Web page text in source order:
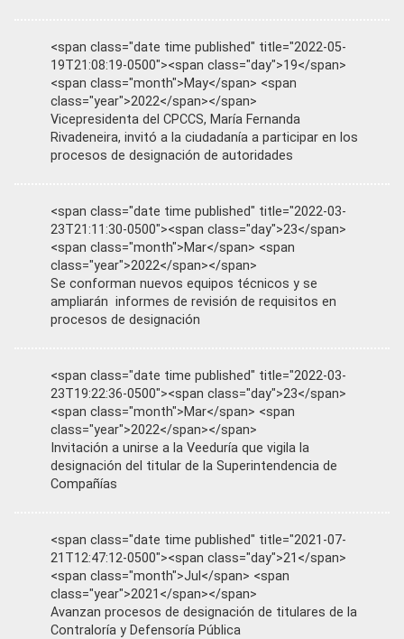
<span class="date time published" title="2022-05-
19T21:08:19-0500"><span class="day">19</span>
<span class="month">May</span> <span
class="year">2022</span></span>
Vicepresidenta del CPCCS, María Fernanda
Rivadeneira, invitó a la ciudadanía a participar en los
procesos de designación de autoridades
<span class="date time published" title="2022-03-
23T21:11:30-0500"><span class="day">23</span>
<span class="month">Mar</span> <span
class="year">2022</span></span>
Se conforman nuevos equipos técnicos y se
ampliarán informes de revisión de requisitos en
procesos de designación
<span class="date time published" title="2022-03-
23T19:22:36-0500"><span class="day">23</span>
<span class="month">Mar</span> <span
class="year">2022</span></span>
Invitación a unirse a la Veeduría que vigila la
designación del titular de la Superintendencia de
Compañías
<span class="date time published" title="2021-07-
21T12:47:12-0500"><span class="day">21</span>
<span class="month">Jul</span> <span
class="year">2021</span></span>
Avanzan procesos de designación de titulares de la
Contraloría y Defensoría Pública